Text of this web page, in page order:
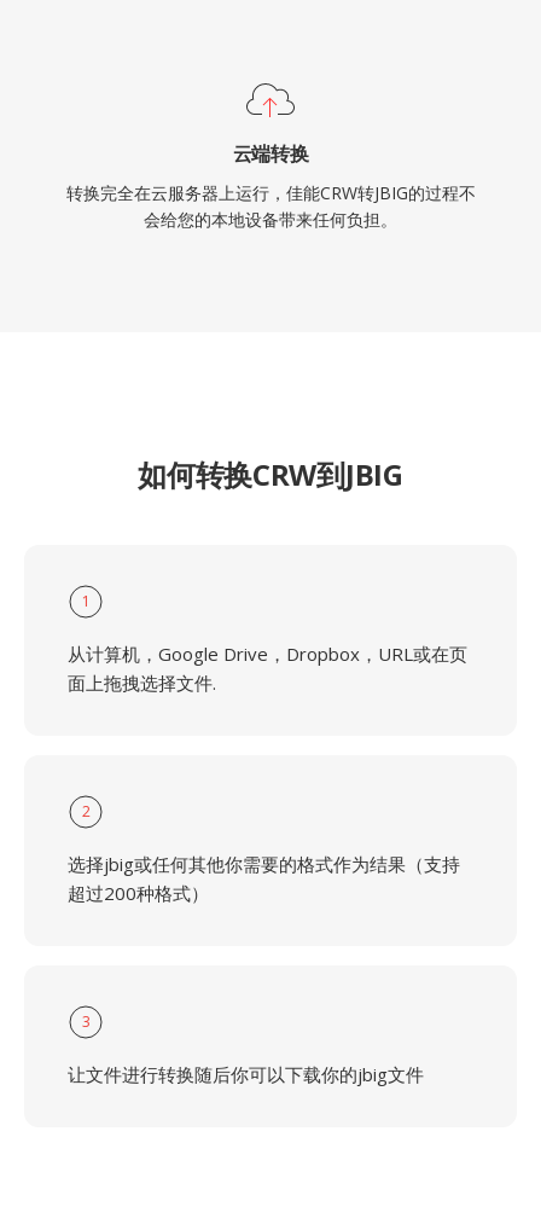
云端转换
转换完全在云服务器上运行，佳能CRW转JBIG的过程不
会给您的本地设备带来任何负担。
如何转换CRW到JBIG
1
从计算机，Google Drive，Dropbox，URL或在页
面上拖拽选择文件.
2
选择jbig或任何其他你需要的格式作为结果（支持
超过200种格式）
3
让文件进行转换随后你可以下载你的jbig文件